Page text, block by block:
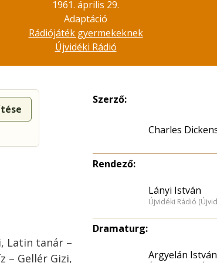
1961. április 29.
Adaptáció
Rádiójáték gyermekeknek
Újvidéki Rádió
Latin tanár –
– Gellér Gizi,
Szerző:
Charles
Rendező:
Lányi István
Újvidéki Rádió
Dramaturg:
Argyelán István